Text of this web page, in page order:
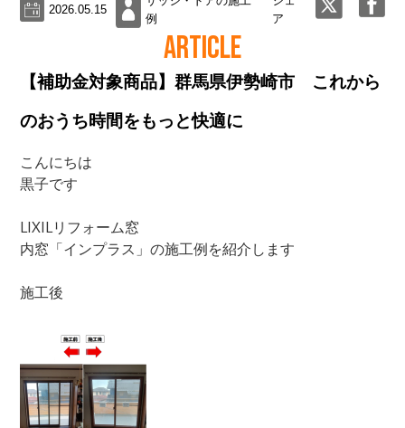
2026.05.15
例
ア
ARTICLE
【補助金対象商品】群馬県伊勢崎市 これから
のおうち時間をもっと快適に